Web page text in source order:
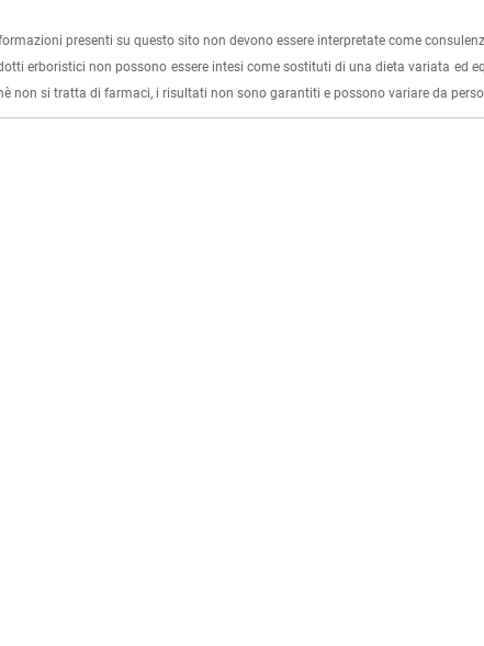
presenti su questo sito non devono essere interpretate come
erboristici non possono essere intesi come sostituti di una dieta variata ed
non si tratta di farmaci, i risultati non sono garantiti e possono variare da